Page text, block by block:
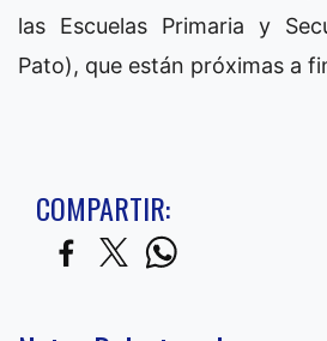
las Escuelas Primaria y
Pato), que están próximas a
COMPARTIR: